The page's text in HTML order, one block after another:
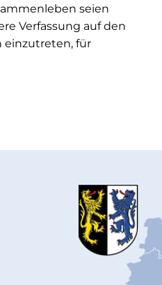
seien
Verfassung auf den
einzutreten, für